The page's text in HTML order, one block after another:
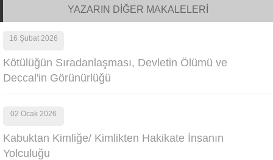
YAZARIN DİĞER MAKALELERİ
16 Şubat 2026
Kötülüğün Sıradanlaşması, Devletin Ölümü ve
Deccal'in Görünürlüğü
02 Ocak 2026
Kabuktan Kimliğe/ Kimlikten Hakikate İnsanın
Yolculuğu